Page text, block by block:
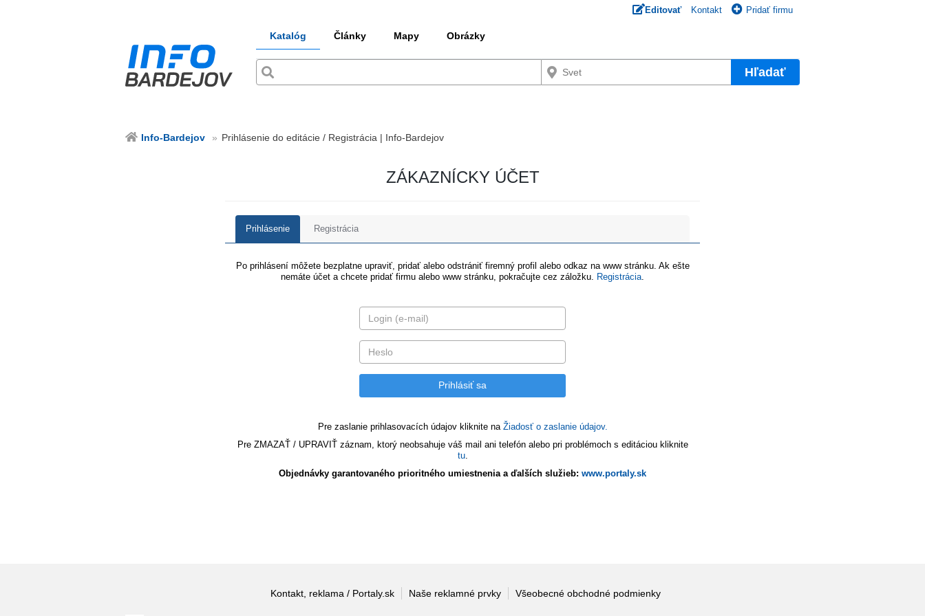
Editovať Kontakt Pridať firmu
Katalóg Články Mapy Obrázky
Hľadať
Info-Bardejov Prihlásenie do editácie / Registrácia | Info-Bardejov
ZÁKAZNÍCKY ÚČET
Prihlásenie Registrácia
Po prihlásení môžete bezplatne upraviť, pridať alebo odstrániť firemný profil alebo odkaz na www stránku. Ak ešte
nemáte účet a chcete pridať firmu alebo www stránku, pokračujte cez záložku.
Registrácia
Pre zaslanie prihlasovacích údajov kliknite na Žiadosť o zaslanie údajov.
Pre ZMAZAŤ / UPRAVIŤ záznam, ktorý neobsahuje váš mail ani telefón alebo pri problémoch s editáciou kliknite
tu.
Objednávky garantovaného prioritného umiestnenia a ďalších služieb: www.portaly.sk
Kontakt, reklama / Portaly.sk Naše reklamné prvky Všeobecné obchodné podmienky